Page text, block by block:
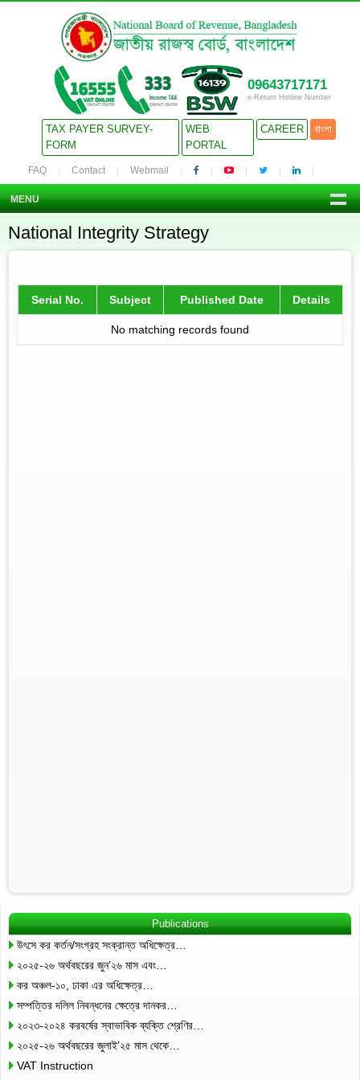
09643717171
e-Return Hotline Number
TAX PAYER SURVEY-
FORM
WEB
PORTAL
CAREER বাংলা
FAQ Contact Webmail
MENU
National Integrity Strategy
Serial No. Subject Published Date Details
No matching records found
Publications
উৎসে কর কর্তন/সংগ্রহ সংক্রান্ত অধিক্ষেত্র…
২০২৫-২৬ অর্থবছরের জুন’২৬ মাস এবং…
কর অঞ্চল-১০, ঢাকা এর অধিক্ষেত্র…
সম্পত্তির দলিল নিবন্ধনের ক্ষেত্রে দানকর…
২০২৩-২০২৪ করবর্ষের স্বাভাবিক ব্যক্তি শ্রেণির…
২০২৫-২৬ অর্থবছরের জুলাই’২৫ মাস থেকে…
VAT Instruction